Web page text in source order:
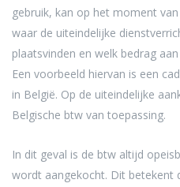
gebruik, kan op het moment
waar de uiteindelijke
plaatsvinden en welk bedrag
Een voorbeeld hiervan is een
in België. Op de uiteindelijke
Belgische btw van toepassing.
In dit geval is de btw altijd
wordt aangekocht. Dit betekent